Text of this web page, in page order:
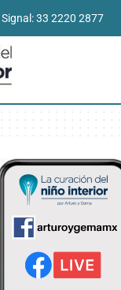
33 2220 2877